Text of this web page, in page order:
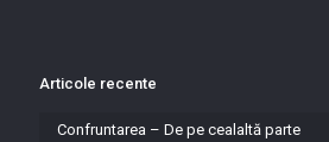
Articole recente
Confruntarea – De pe cealaltă parte